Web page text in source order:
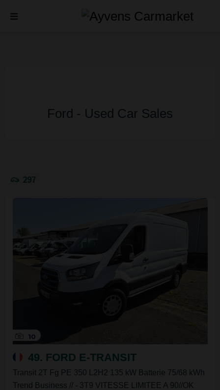
Ford - Used Car Sales
297
10
49. FORD E-TRANSIT
Transit 2T Fg PE 350 L2H2 135 kW Batterie 75/68 kWh
Trend Business // - 3T9 VITESSE LIMITEE A 90//OK